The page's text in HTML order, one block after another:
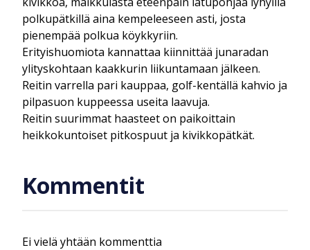
polkupätkillä aina kempeleeseen asti, josta
pienempää polkua köykkyriin.
Erityishuomiota kannattaa kiinnittää junaradan
ylityskohtaan kaakkurin liikuntamaan jälkeen.
Reitin varrella pari kauppaa, golf-kentällä kahvio ja
pilpasuon kuppeessa useita laavuja.
Reitin suurimmat haasteet on paikoittain
heikkokuntoiset pitkospuut ja kivikkopätkät.
Kommentit
Ei vielä yhtään kommenttia